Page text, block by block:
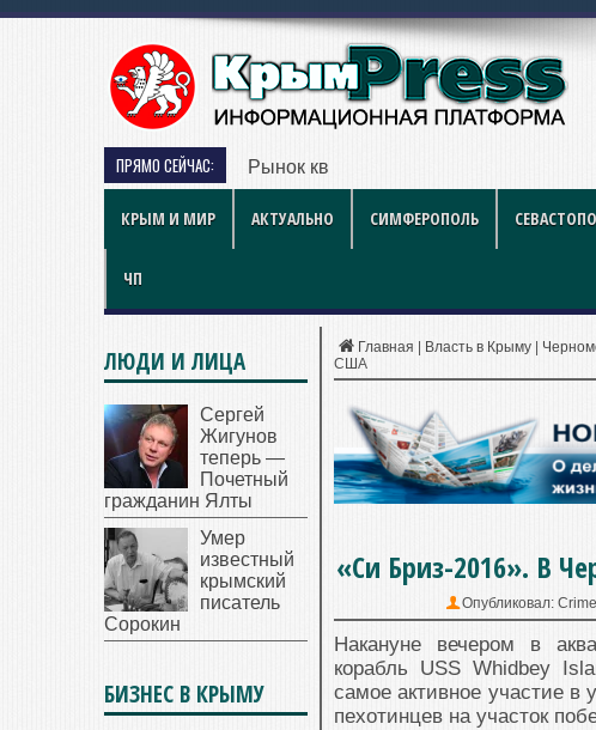
ПРЯМО СЕЙЧАС: Рынок квартир Энгельса в 2026 году:
КРЫМ И МИР АКТУАЛЬНО СИМФЕРОПОЛЬ
ЧП
Главная Власть в Крыму
США
«Си Бриз-2016». В
Опубликовал:
Накануне вечером в
корабль USS Whidbey
самое активное участие
пехотинцев на участок
ЛЮДИ И ЛИЦА
Сергей
Жигунов
теперь —
Почетный
гражданин Ялты
Умер
известный
крымский
писатель
Сорокин
БИЗНЕС В КРЫМУ